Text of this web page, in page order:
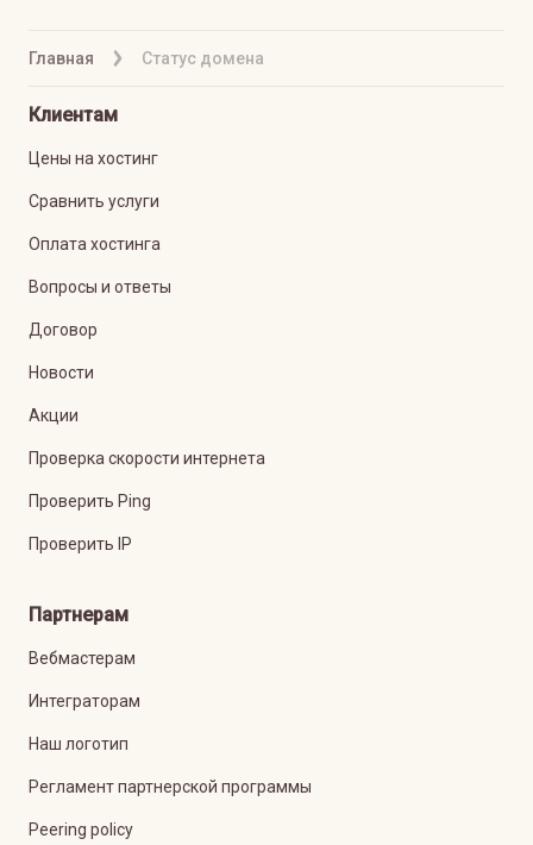
Главная Статус домена
Клиентам
Цены на хостинг
Сравнить услуги
Оплата хостинга
Вопросы и ответы
Договор
Новости
Акции
Проверка скорости интернета
Проверить Ping
Проверить IP
Партнерам
Вебмастерам
Интеграторам
Наш логотип
Регламент партнерской программы
Peering policy